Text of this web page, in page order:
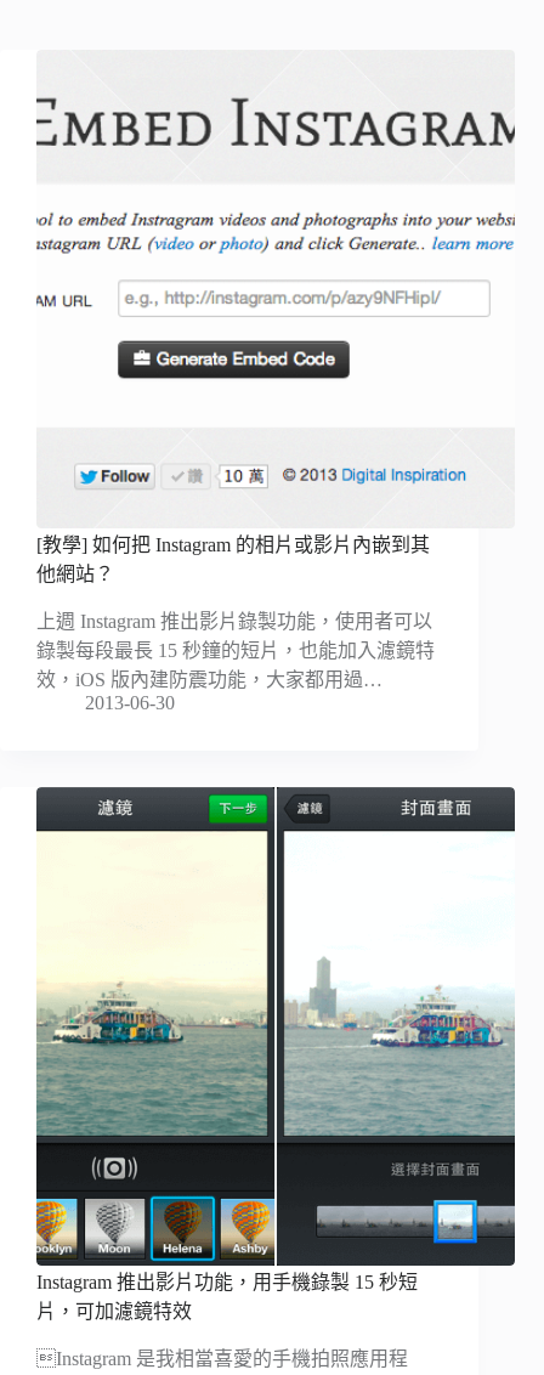
[教學] 如何把 Instagram 的相片或影片內嵌到其
他網站？
上週 Instagram 推出影片錄製功能，使用者可以
錄製每段最長 15 秒鐘的短片，也能加入濾鏡特
效，iOS 版內建防震功能，大家都用過…
2013-06-30
Instagram 推出影片功能，用手機錄製 15 秒短
片，可加濾鏡特效
Instagram 是我相當喜愛的手機拍照應用程